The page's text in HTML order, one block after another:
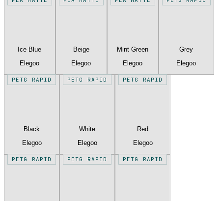
Ice Blue
Elegoo
Beige
Elegoo
Mint Green
Elegoo
Grey
Elegoo
PETG RAPID
Black
Elegoo
PETG RAPID
White
Elegoo
PETG RAPID
Red
Elegoo
PETG RAPID PETG RAPID PETG RAPID